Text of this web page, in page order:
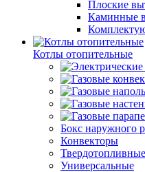
Плоские
Каминные
Котлы отопительные
Бокс наружного
Конвекторы
Твердотопливные
Универсальные